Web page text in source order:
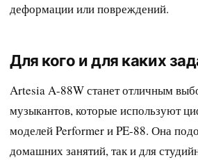
деформации или повреждений.
Для кого и для каких
Artesia A-88W станет отличным
музыкантов, которые используют
моделей Performer и PE-88. Она
домашних занятий, так и для